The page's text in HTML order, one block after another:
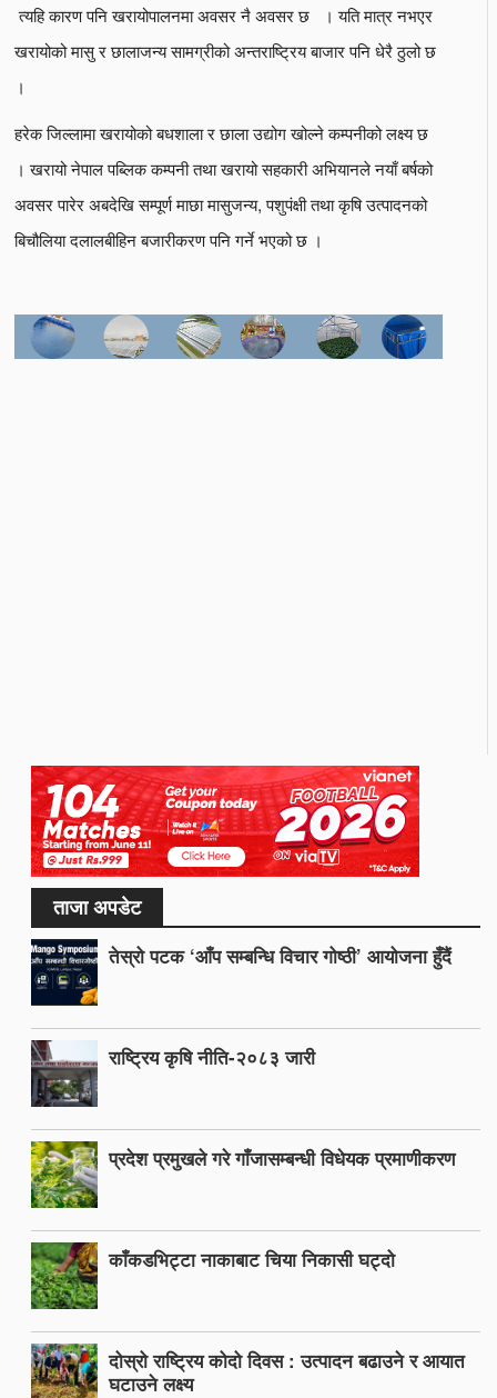
त्यहि कारण पनि खरायोपालनमा अवसर नै अवसर छ । यति मात्र नभएर
खरायोको मासु र छालाजन्य सामग्रीको अन्तराष्ट्रिय बाजार पनि धेरै ठुलो छ
।
हरेक जिल्लामा खरायोको बधशाला र छाला उद्योग खोल्ने कम्पनीको लक्ष्य छ
। खरायो नेपाल पब्लिक कम्पनी तथा खरायो सहकारी अभियानले नयाँ बर्षको
अवसर पारेर अबदेखि सम्पूर्ण माछा मासुजन्य, पशुपंक्षी तथा कृषि उत्पादनको
बिचौलिया दलालबीहिन बजारीकरण पनि गर्ने भएको छ ।
ताजा अपडेट
तेस्रो पटक ‘आँप सम्बन्धि विचार गोष्ठी’ आयोजना हुँदैं
राष्ट्रिय कृषि नीति-२०८३ जारी
प्रदेश प्रमुखले गरे गाँजासम्बन्धी विधेयक प्रमाणीकरण
काँकडभिट्टा नाकाबाट चिया निकासी घट्दो
दोस्रो राष्ट्रिय कोदो दिवस : उत्पादन बढाउने र आयात
घटाउने लक्ष्य